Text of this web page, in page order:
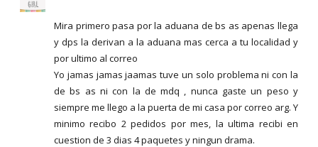
Mira primero pasa por la aduana de bs as apenas llega
y dps la derivan a la aduana mas cerca a tu localidad y
por ultimo al correo
Yo jamas jamas jaamas tuve un solo problema ni con la
de bs as ni con la de mdq , nunca gaste un peso y
siempre me llego a la puerta de mi casa por correo arg. Y
minimo recibo 2 pedidos por mes, la ultima recibi en
cuestion de 3 dias 4 paquetes y ningun drama.